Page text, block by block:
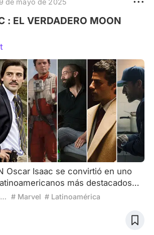
: EL VERDADERO MOON
Oscar Isaac se convirtió en uno
más destacados
Oscar Isaac, quien comenzó su
religiosas, ha ascendido
# Actores que mejoran con la edad # Marvel # Latinoamérica